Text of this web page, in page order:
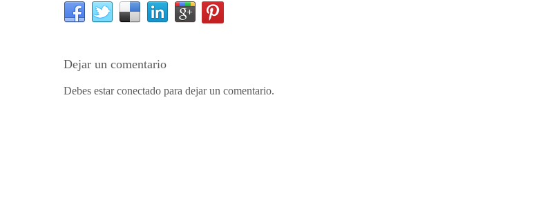
Dejar un comentario
Debes estar conectado para dejar un comentario.